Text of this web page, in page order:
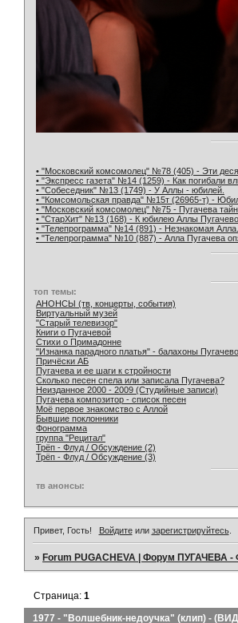
• "Московский комсомолец" №78 (405) - Эти
• "Экспресс газета" №14 (1259) - Как погибали
• "Собеседник" №13 (1749) - У Аллы - юбилей.
• "Комсомольская правда" №15т (26965-т) -
• "Московский комсомолец" №75 - Пугачева
• "СтарХит" №13 (168) - К юбилею Аллы
• "Телепрограмма" №14 (891) - Незнакомая Алла.
• "Телепрограмма" №10 (887) - Алла Пугачева
топ темы:
АНОНСЫ (тв, концерты, события)
Виртуальный музей
"Старый телевизор"
Книги о Пугачевой
Стихи о Примадонне
"Изнанка парадного платья" - балахоны
Причёски АБ
Пугачева и ее шаги к стройности
Сколько песен спела или записала Пугачева?
Неизданное 2000 - 2009 (Студийные записи)
Пугачева композитор - список песен
Моё первое знакомство с Аллой
Бывшие поклонники
Фонограмма
группа "Рецитал"
Трёп - Флуд / Обсуждение (2)
Трёп - Флуд / Обсуждение (3)
тв анонсы:
Привет, Гость! Войдитеили зарегистрируйтесь.
»Forum PUGACHEVA | Форум ПУГАЧЕВА
1977 - "Волшебник-недоучка" (клип) -
Страница:1